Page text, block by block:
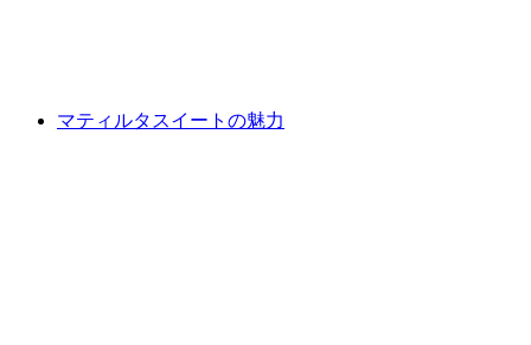
マティルタスイートの魅力